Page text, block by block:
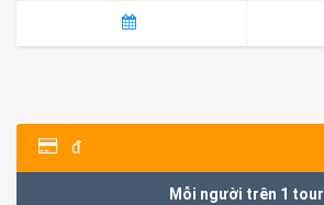
đ
Mỗi người trên 1 tour